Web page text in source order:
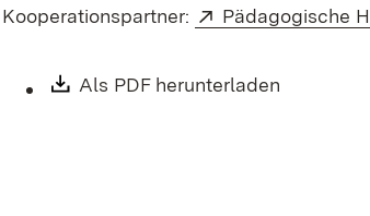
Kooperationspartner: Extern:
Pädagogische
Download:
Als PDF herunterladen